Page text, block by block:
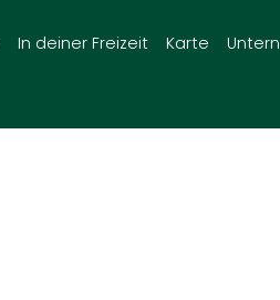
In deiner Freizeit Karte